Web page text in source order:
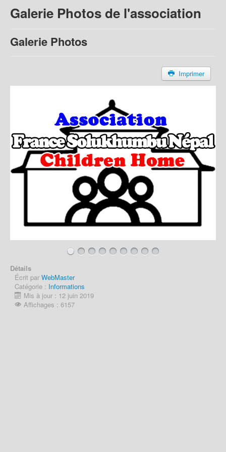
Galerie Photos de l'association
Galerie Photos
Imprimer
Détails
Écrit par WebMaster
Catégorie : Informations
Mis à jour : 12 juin 2019
Affichages : 6157